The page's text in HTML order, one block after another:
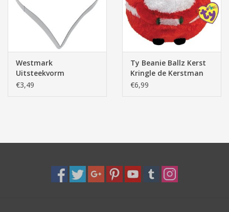
Pasen
Westmark
Uitsteekvorm
Peperkoeken Hart,
€3,49
Ty Beanie Ballz Kerst
Kringle de Kerstman
12cm
€6,99